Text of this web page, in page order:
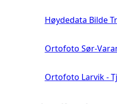
Høydedata Bilde
Ortofoto Sør-
Ortofoto Larvik -